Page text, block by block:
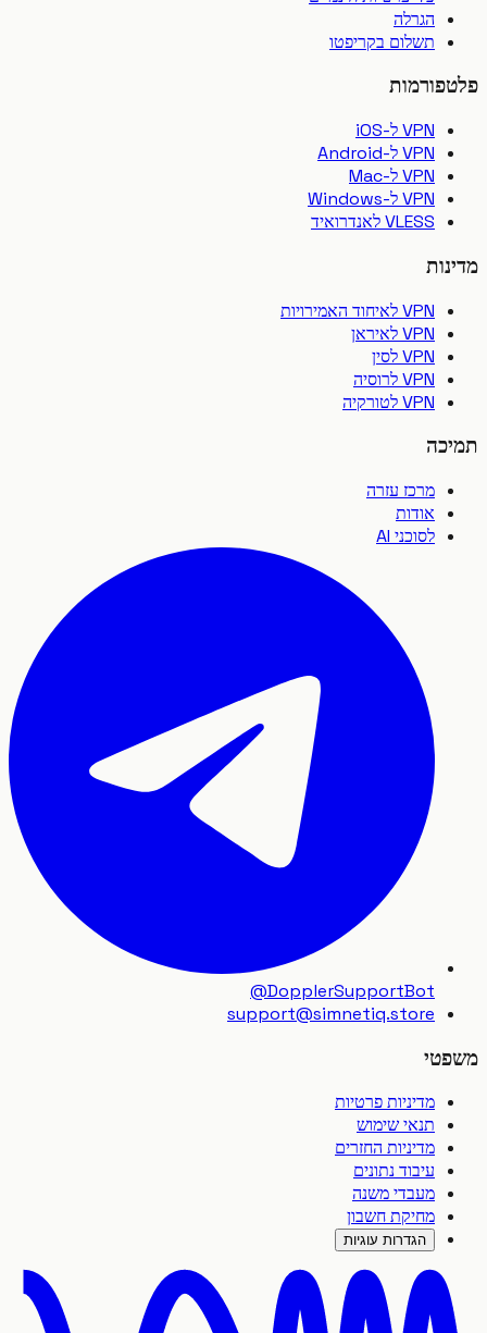
הגרלה
תשלום בקריפטו
VPN ל-iOS
VPN ל-Android
VPN ל-Mac
VPN ל-Windows
VLESS לאנדרואיד
VPN לאיחוד האמירויות
VPN לאיראן
VPN לסין
VPN לרוסיה
VPN לטורקיה
מרכז עזרה
אודות
לסוכני AI
@DopplerSupportBot
support@simnetiq.store
מדיניות פרטיות
תנאי שימוש
מדיניות החזרים
עיבוד נתונים
מעבדי משנה
מחיקת חשבון
הגדרות עוגיות